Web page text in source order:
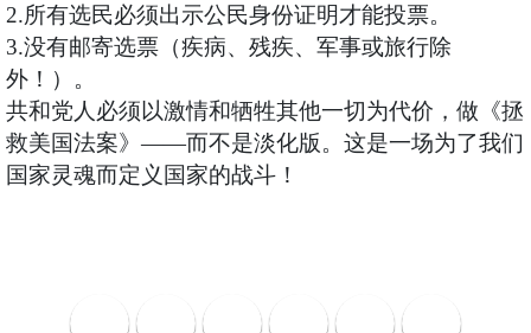
2.所有选民必须出示公民身份证明才能投票。
3.没有邮寄选票（疾病、残疾、军事或旅行除
外！）。
共和党人必须以激情和牺牲其他一切为代价，做《拯
救美国法案》——而不是淡化版。这是一场为了我们
国家灵魂而定义国家的战斗！